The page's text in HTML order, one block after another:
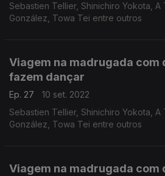
Sebastien Tellier, Shinichiro Yokota,
González, Towa Tei entre outros
Viagem na madrugada com
fazem dançar
Ep. 27
10 set. 2022
Sebastien Tellier, Shinichiro Yokota,
González, Towa Tei entre outros
Viagem na madrugada com